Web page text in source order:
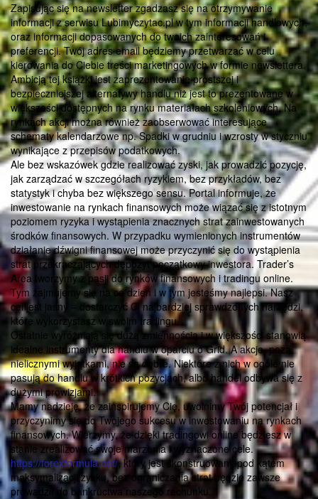
Zapisując się na newsletter zgadzasz się na otrzymywanie
informacji z serwisu Lubimyczytac.pl w tym informacji handlowych,
oraz informacji dopasowanych do twoich zainteresowań i
preferencji. Twój adres email będziemy przetwarzać w celu
kierowania do Ciebie treści marketingowych w formie newslettera.
Ambicją tej książki jest zaprezentowanie prostszej i
bezpieczniejszej alternatywy handlu niż jest to prezentowane w
większości dostępnych na rynku materiałach szkoleniowych. Na
rynkach akcji można również zaobserwować interesujące
schematy kalendarzowe np. Spadki w grudniu i wzrosty w styczniu
wynikające z przepisów podatkowych.
Ale bez wskazówek gdzie realizować zyski, jak prowadzić pozycję,
jak zarządzać w szczegółach ryzykiem, bez przykładów, bez
statystyk i chyba bez większego sensu. Portal informuje, że
inwestowanie na rynkach finansowych może wiązać się z istotnym
poziomem ryzyka i wystąpienia znacznych strat zainwestowanych
środków finansowych. W przypadku wymienionych instrumentów
działanie dźwigni finansowej może przyczynić się do wystąpienia
strat przekraczających depozyt początkowy inwestora. Trader’s
Area tworzymy z pasji do rynków finansowych i tradingu online.
Tym zajmujemy się na co dzień i w tym jesteśmy najlepsi. Nasz
cel jest jasny – dostarczyć Ci najbardziej sprawdzonych narzędzi,
które wykorzystasz w swoim tradingu.
Ostatnie wyróżniają się dużą zmiennością i w większości stanowią
idealne instrumenty dla handlu w oparciu o Grid. A akcje, poza
nielicznymi wyjątkami, nie są dobre. Niektóre z nich w ogóle nie
pasują do handlu w krótkich pozycjach, albo handel odbywa się z
dużymi prowizjami.
Mamy nadzieję, że zainspirujemy Cię, uwolnimy Twój potencjał i
przyczynimy się do Twojego sukcesu w inwestowaniu na rynkach
finansowych. Wierzymy, że dzięki tradingowi online będziesz w
stanie zrealizować swoje marzenia i wyznaczone cele.
https://forexformula.net/, który jest skonstruowany pod kątem
maksymalizacji zysku, bez ograniczania strat będzie zawsze
prowadził do bankructwa naszego rachunku.